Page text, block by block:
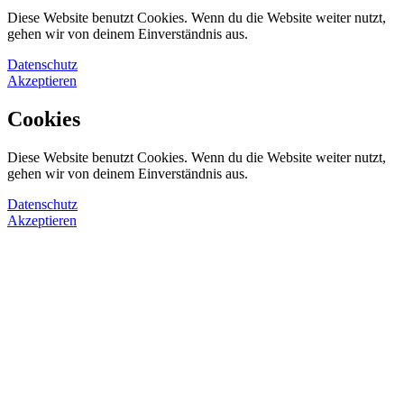
Diese Website benutzt Cookies. Wenn du die Website weiter nutzt,
gehen wir von deinem Einverständnis aus.
Datenschutz
Akzeptieren
Cookies
Diese Website benutzt Cookies. Wenn du die Website weiter nutzt,
gehen wir von deinem Einverständnis aus.
Datenschutz
Akzeptieren